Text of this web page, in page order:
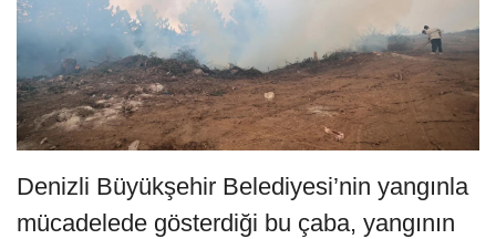
Denizli Büyükşehir Belediyesi’nin yangınla
mücadelede gösterdiği bu çaba, yangının